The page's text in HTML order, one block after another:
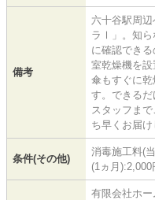
備考
六十谷駅周
ラⅠ」。知ら
に確認でき
室乾燥機を
傘もすぐに
す。できる
スタッフま
ち早くお届け
条件(その他)
消毒施工料(
(1ヵ月):2,000
有限会社ホー